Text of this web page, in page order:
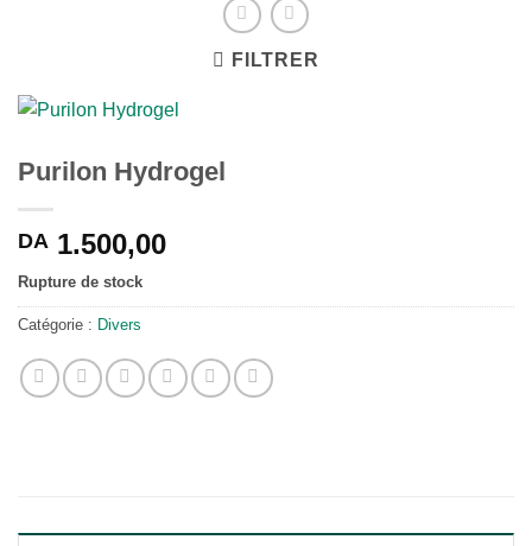
FILTRER
Purilon Hydrogel
DA 1.500,00
Rupture de stock
Catégorie : Divers